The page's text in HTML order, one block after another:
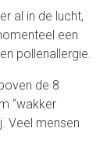
al in de lucht,
een
pollenallergie.
de 8
“wakker
Veel mensen